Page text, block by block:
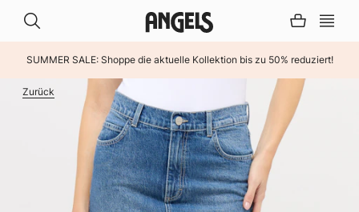
SUMMER SALE: Shoppe die aktuelle Kollektion bis zu 50% reduziert!
Zurück